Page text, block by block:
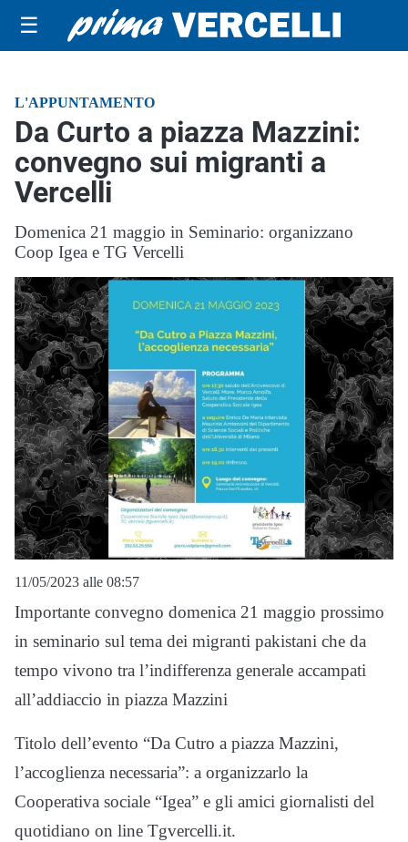
☰
L'APPUNTAMENTO
Da Curto a piazza Mazzini:
convegno sui migranti a
Vercelli
Domenica 21 maggio in Seminario: organizzano
Coop Igea e TG Vercelli
11/05/2023 alle 08:57
Importante convegno domenica 21 maggio prossimo
in seminario sul tema dei migranti pakistani che da
tempo vivono tra l’indifferenza generale accampati
all’addiaccio in piazza Mazzini
Titolo dell’evento “Da Cutro a piazza Mazzini,
l’accoglienza necessaria”: a organizzarlo la
Cooperativa sociale “Igea” e gli amici giornalisti del
quotidiano on line Tgvercelli.it.